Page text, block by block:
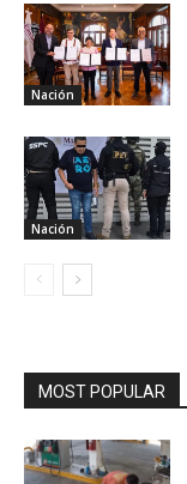
Nación
Nación
MOST POPULAR